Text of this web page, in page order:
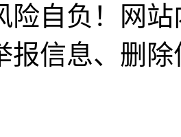
险自负！网
报信息、删